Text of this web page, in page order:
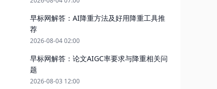
早标网解答：AI降重方法及好用降重工具推
荐
2026-08-04 02:00
早标网解答：论文AIGC率要求与降重相关问
题
2026-08-03 12:00